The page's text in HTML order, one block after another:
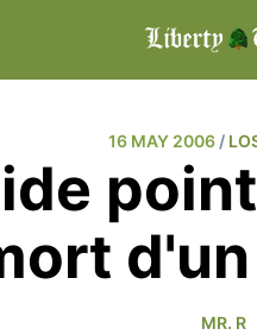
16 MAY 2006 /
MR. R